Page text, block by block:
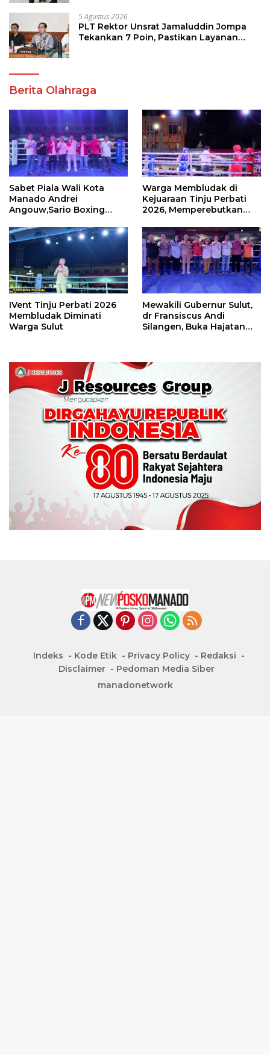
5 Agustus 2026
PLT Rektor Unsrat Jamaluddin Jompa
Tekankan 7 Poin, Pastikan Layanan
Berita Olahraga
Sabet Piala Wali Kota
Manado Andrei
Angouw,Sario Boxing
Perbati 2026
Warga Membludak di
Kejuaraan Tinju Perbati
2026, Memperebutkan
IVent Tinju Perbati 2026
Membludak Diminati
Warga Sulut
Mewakili Gubernur Sulut,
dr Fransiscus Andi
Silangen, Buka Hajatan
Indeks Kode Etik Privacy Policy
Redaksi
Disclaimer
Pedoman Media Siber
manadonetwork